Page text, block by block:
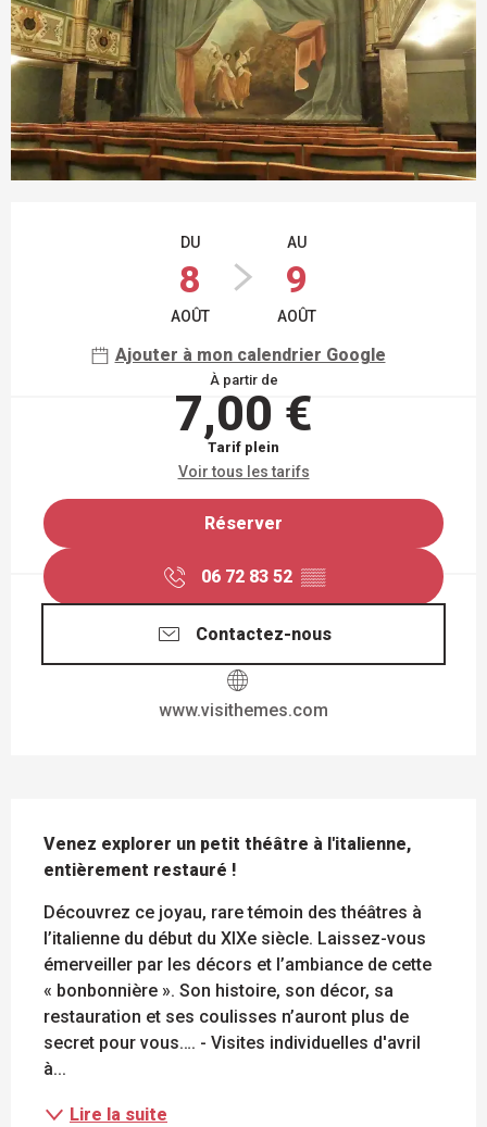
DU
8
AOÛT
AU
9
AOÛT
Ajouter à mon calendrier Google
À partir de
7,00 €
Tarif plein
Voir tous les tarifs
Réserver
06 72 83 52 ▒▒
Contactez-nous
www.visithemes.com
Venez explorer un petit théâtre à l'italienne,
entièrement restauré !
Découvrez ce joyau, rare témoin des théâtres à
l’italienne du début du XIXe siècle. Laissez-vous
émerveiller par les décors et l’ambiance de cette
« bonbonnière ». Son histoire, son décor, sa
restauration et ses coulisses n’auront plus de
secret pour vous…. - Visites individuelles d'avril
à...
Lire la suite